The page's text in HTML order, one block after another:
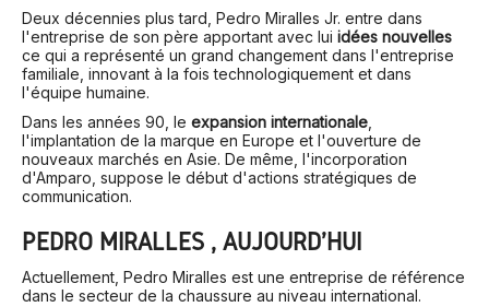
Deux décennies plus tard, Pedro Miralles Jr. entre dans
l'entreprise de son père apportant avec lui idées nouvelles
ce qui a représenté un grand changement dans l'entreprise
familiale, innovant à la fois technologiquement et dans
l'équipe humaine.
Dans les années 90, le expansion internationale,
l'implantation de la marque en Europe et l'ouverture de
nouveaux marchés en Asie. De même, l'incorporation
d'Amparo, suppose le début d'actions stratégiques de
communication.
PEDRO MIRALLES , AUJOURD'HUI
Actuellement, Pedro Miralles est une entreprise de référence
dans le secteur de la chaussure au niveau international.